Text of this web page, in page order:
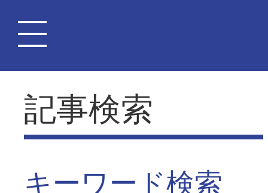
記事検索
キーワード検索